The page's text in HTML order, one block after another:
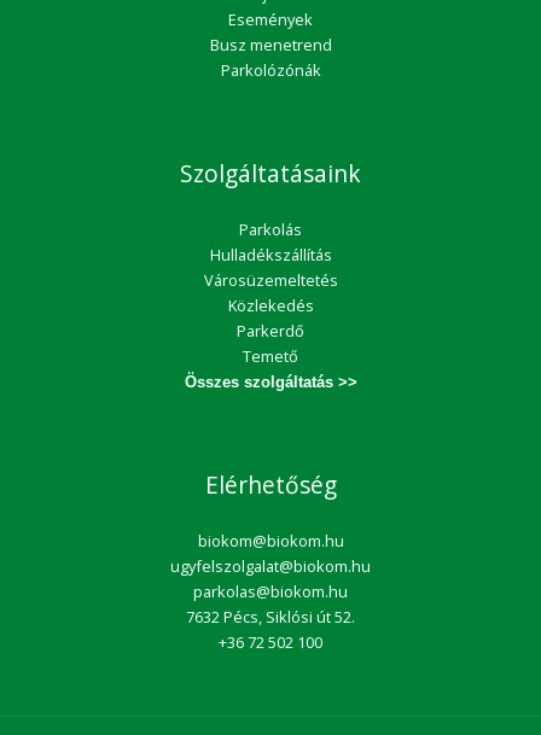
Események
Busz menetrend
Parkolózónák
Szolgáltatásaink
Parkolás
Hulladékszállítás
Városüzemeltetés
Közlekedés
Parkerdő
Temető
Összes szolgáltatás >>
Elérhetőség
biokom@biokom.hu
ugyfelszolgalat@biokom.hu
parkolas@biokom.hu
7632 Pécs, Siklósi út 52.
+36 72 502 100